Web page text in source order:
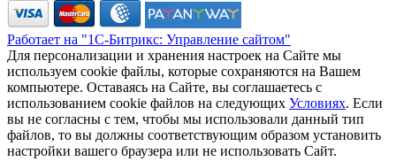
Работает на "1С-Битрикс: Управление сайтом"
Для персонализации и хранения настроек на Сайте мы
используем cookie файлы, которые сохраняются на Вашем
компьютере. Оставаясь на Сайте, вы соглашаетесь с
использованием cookie файлов на следующих Условиях. Если
вы не согласны с тем, чтобы мы использовали данный тип
файлов, то вы должны соответствующим образом установить
настройки вашего браузера или не использовать Сайт.